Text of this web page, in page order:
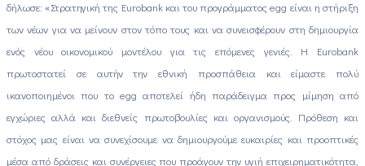
δήλωσε: «Στρατηγική της Eurobank και του προγράμματος egg είναι η στήριξη
των νέων για να μείνουν στον τόπο τους και να συνεισφέρουν στη δημιουργία
ενός νέου οικονομικού μοντέλου για τις επόμενες γενιές. Η Eurobank
πρωτοστατεί σε αυτήν την εθνική προσπάθεια και είμαστε πολύ
ικανοποιημένοι που το egg αποτελεί ήδη παράδειγμα προς μίμηση από
εγχώριες αλλά και διεθνείς πρωτοβουλίες και οργανισμούς. Πρόθεση και
στόχος μας είναι να συνεχίσουμε να δημιουργούμε ευκαιρίες και προοπτικές
μέσα από δράσεις και συνέργειες που προάγουν την υγιή επιχειρηματικότητα,